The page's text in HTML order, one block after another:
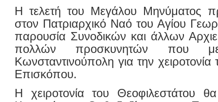
Η τελετή του Μεγάλου Μηνύματος
στον Πατριαρχικό Ναό του Αγίου
παρουσία Συνοδικών και άλλων
πολλών προσκυνητών που
Κωνσταντινούπολη για την
Επισκόπου.
Η χειροτονία του Θεοφιλεστάτου